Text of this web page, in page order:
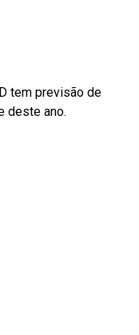
tem previsão de
deste ano.